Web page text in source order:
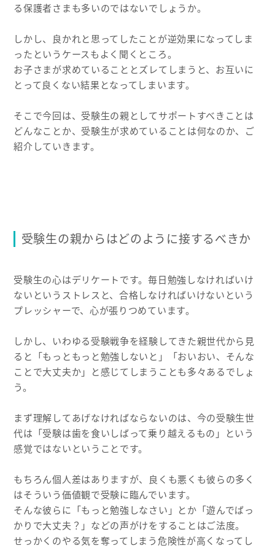
る保護者さまも多いのではないでしょうか。
しかし、良かれと思ってしたことが逆効果になってしま
ったというケースもよく聞くところ。
お子さまが求めていることとズレてしまうと、お互いに
とって良くない結果となってしまいます。
そこで今回は、受験生の親としてサポートすべきことは
どんなことか、受験生が求めていることは何なのか、ご
紹介していきます。
受験生の親からはどのように接するべきか
受験生の心はデリケートです。毎日勉強しなければいけ
ないというストレスと、合格しなければいけないという
プレッシャーで、心が張りつめています。
しかし、いわゆる受験戦争を経験してきた親世代から見
ると「もっともっと勉強しないと」「おいおい、そんな
ことで大丈夫か」と感じてしまうことも多々あるでしょ
う。
まず理解してあげなければならないのは、今の受験生世
代は「受験は歯を食いしばって乗り越えるもの」という
感覚ではないということです。
もちろん個人差はありますが、良くも悪くも彼らの多く
はそういう価値観で受験に臨んでいます。
そんな彼らに「もっと勉強しなさい」とか「遊んでばっ
かりで大丈夫？」などの声がけをすることはご法度。
せっかくのやる気を奪ってしまう危険性が高くなってし